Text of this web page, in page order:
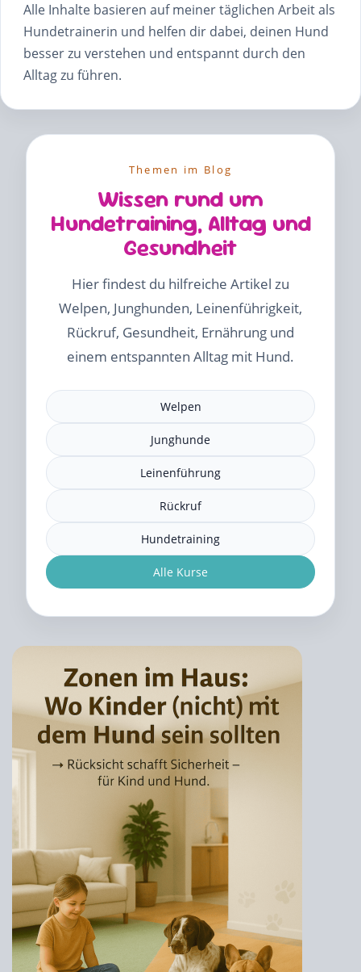
Alle Inhalte basieren auf meiner täglichen Arbeit als
Hundetrainerin und helfen dir dabei, deinen Hund
besser zu verstehen und entspannt durch den
Alltag zu führen.
Themen im Blog
Wissen rund um
Hundetraining, Alltag und
Gesundheit
Hier findest du hilfreiche Artikel zu
Welpen, Junghunden, Leinenführigkeit,
Rückruf, Gesundheit, Ernährung und
einem entspannten Alltag mit Hund.
Welpen
Junghunde
Leinenführung
Rückruf
Hundetraining
Alle Kurse